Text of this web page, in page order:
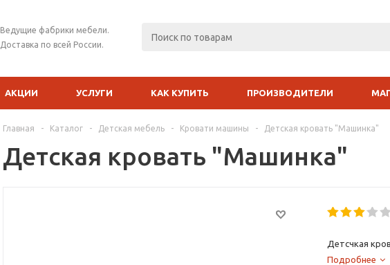
Ведущие фабрики мебели.
Доставка по всей России.
АКЦИИ УСЛУГИ КАК КУПИТЬ ПРОИЗВОДИТЕЛИ
Главная - Каталог - Детская мебель - Кровати машины - Детская кровать "Машинка"
Детская кровать "Машинка"
Детсчкая
Подробнее